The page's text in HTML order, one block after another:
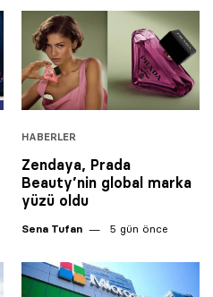
HABERLER
Zendaya, Prada
Beauty’nin global marka
yüzü oldu
Sena Tufan 5 gün önce